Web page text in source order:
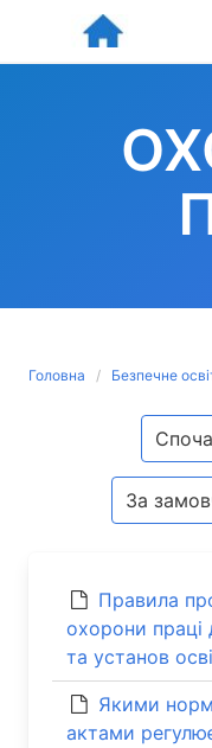
content
Головна Безпечне
Правила
охорони праці
та установ
Якими
актами